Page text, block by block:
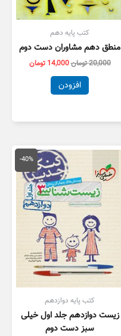
کتب پایه دهم
منطق دهم مشاوران دست دوم
20,000تومان14,000 تومان
افزودن
-40%
کتب پایه دوازدهم
زیست دوازدهم جلد اول خیلی
سبز دست دوم
قیمت
اصلی
55,000 تومان
بود.
قیمت
فعلی
است.